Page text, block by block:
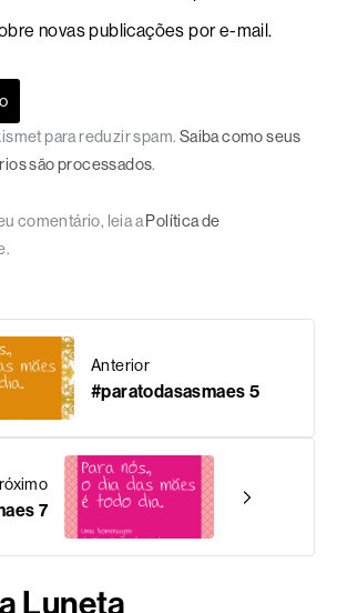
novas publicações por e-mail.
para reduzir spam. Saiba como seus
são processados.
comentário, leia a Política de
Anterior
#paratodasasmaes 5
7
Luneta